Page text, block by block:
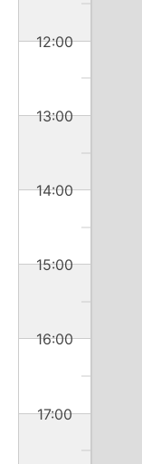
12:00
13:00
14:00
15:00
16:00
17:00